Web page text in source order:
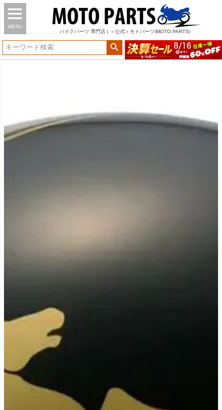
MENU
バイク パーツ 専門店 | ＜公式＞モトパーツ(MOTO PARTS)